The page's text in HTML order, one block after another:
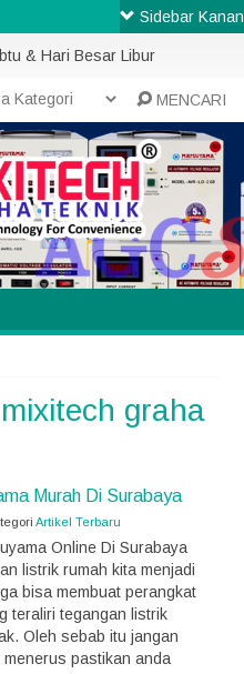
& Hari Besar Libur
MENCARI
graha
Murah Di Surabaya
Artikel Terbaru
Online Di Surabaya
listrik rumah kita menjadi
bisa membuat perangkat
teraliri tegangan listrik
Oleh sebab itu jangan
pastikan anda
Sidebar Kanan